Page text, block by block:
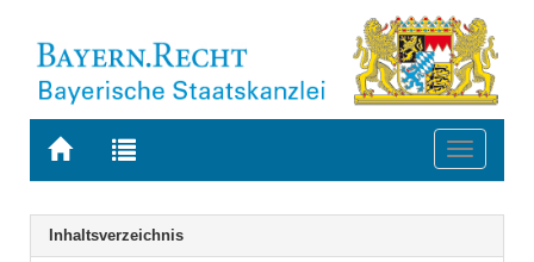
Zur
BAYERN.RECHT
Zur
letzten
Suche
Toggle
Navigation
Inhaltsverzeichnis